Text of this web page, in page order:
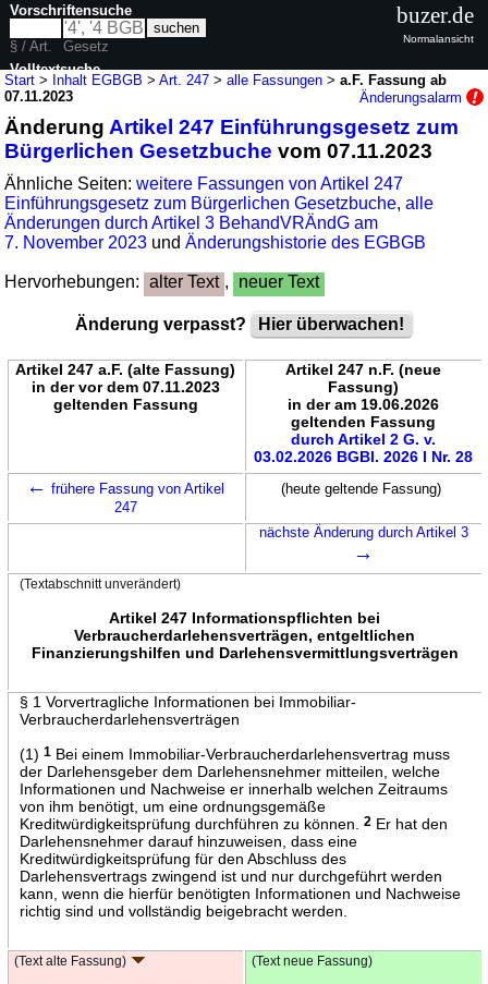
Start > Inhalt EGBGB >Art. 247 >alle Fassungen >a.F. Fassung ab
07.11.2023
Änderungsalarm
Änderung Artikel 247 Einführungsgesetz zum
Bürgerlichen Gesetzbuche vom 07.11.2023
Ähnliche Seiten:weitere Fassungen von Artikel 247
Einführungsgesetz zum Bürgerlichen Gesetzbuche,alle
Änderungen durch Artikel 3 BehandVRÄndG am
7. November 2023 undÄnderungshistorie des EGBGB
Hervorhebungen: alter Text , neuer Text
Änderung verpasst? Hier überwachen!
Artikel 247 a.F. (alte Fassung)
in der vor dem 07.11.2023
geltenden Fassung
Artikel 247 n.F. (neue
Fassung)
in der am 19.06.2026
geltenden Fassung
durch Artikel 2 G. v.
03.02.2026 BGBl. 2026 I Nr. 28
← frühere Fassung von Artikel
247
(heute geltende Fassung)
nächste Änderung durch Artikel 3
→
(Textabschnitt unverändert)
Artikel 247 Informationspflichten bei
Verbraucherdarlehensverträgen, entgeltlichen
Finanzierungshilfen und Darlehensvermittlungsverträgen
§ 1 Vorvertragliche Informationen bei Immobiliar-
Verbraucherdarlehensverträgen
(1) 1Bei einem Immobiliar-Verbraucherdarlehensvertrag muss
der Darlehensgeber dem Darlehensnehmer mitteilen, welche
Informationen und Nachweise er innerhalb welchen Zeitraums
von ihm benötigt, um eine ordnungsgemäße
Kreditwürdigkeitsprüfung durchführen zu können.
2Er hat den
Darlehensnehmer darauf hinzuweisen, dass eine
Kreditwürdigkeitsprüfung für den Abschluss des
Darlehensvertrags zwingend ist und nur durchgeführt werden
kann, wenn die hierfür benötigten Informationen und Nachweise
richtig sind und vollständig beigebracht werden.
(Text alte Fassung) (Text neue Fassung)
Vorschriftensuche
§ / Art.
Gesetz
Volltextsuche
buzer.de
Normalansicht